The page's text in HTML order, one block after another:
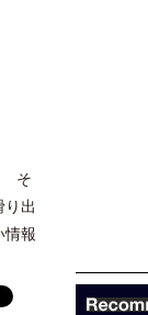
そ
出
報